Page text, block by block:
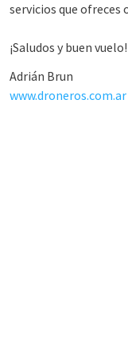
servicios que ofreces
¡Saludos y buen vuelo!
Adrián Brun
www.droneros.com.ar